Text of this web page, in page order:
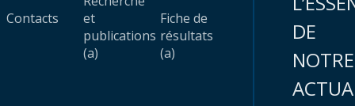
Contacts
et
publications
(a)
Fiche de
résultats
(a)
DE
NOTRE